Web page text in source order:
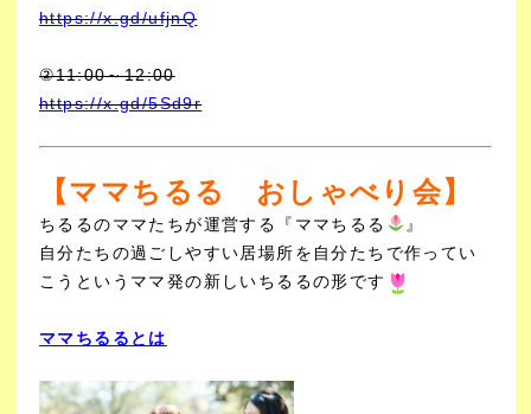
https://x.gd/ufjnQ
②11:00～12:00
https://x.gd/5Sd9r
【ママちるる おしゃべり会】
ちるるのママたちが運営する『ママちるる 』
自分たちの過ごしやすい居場所を自分たちで作ってい
こうというママ発の新しいちるるの形です
ママちるるとは